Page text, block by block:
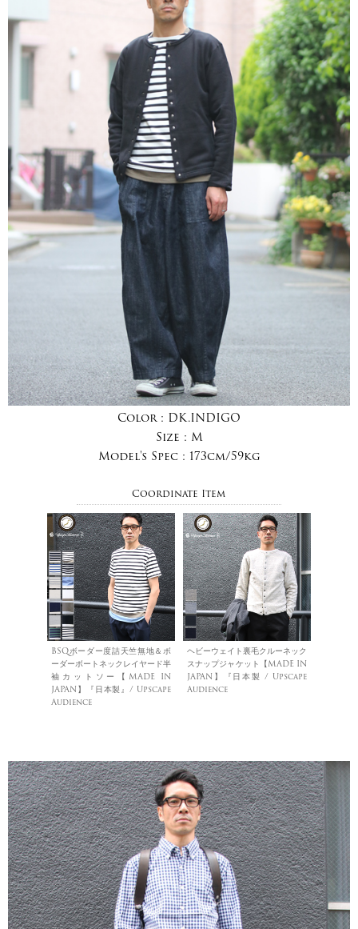
Color : DK.INDIGO
Size : M
Model's Spec : 173cm/59kg
Coordinate Item
BSQボーダー度詰天竺無地＆ボ
ーダーボートネックレイヤード半
袖カットソー【MADE IN
JAPAN】『日本製』/ Upscape
Audience
ヘビーウェイト裏毛クルーネック
スナップジャケット【MADE IN
JAPAN】『日本製 / Upscape
Audience